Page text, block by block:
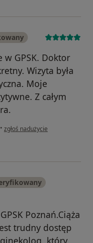
GPSK. Doktor
Wizyta była
Moje
Z całym
• w opinii użytkownika PW
zgłoś nadużycie
Poznań.Ciąża
trudny dostęp
który